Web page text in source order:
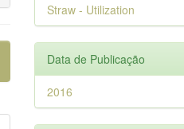
Straw - Utilization
Data de Publicação
2016